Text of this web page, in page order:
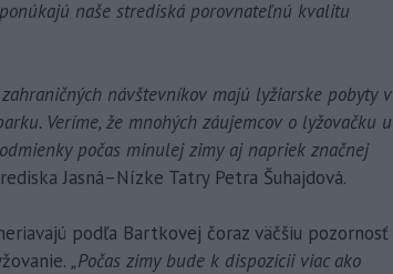
naše strediská porovnateľnú kvalitu
návštevníkov majú lyžiarske pobyty v
Veríme, že mnohých záujemcov o lyžovačku u
počas minulej zimy aj napriek značnej
Jasná–Nízke Tatry Petra Šuhajdová.
podľa Bartkovej čoraz väčšiu pozornosť
„Počas zimy bude k dispozícii viac ako